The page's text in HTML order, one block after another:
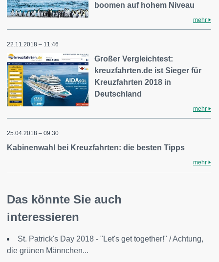
boomen auf hohem Niveau
mehr
22.11.2018 – 11:46
Großer Vergleichtest:
kreuzfahrten.de ist Sieger für
Kreuzfahrten 2018 in
Deutschland
mehr
25.04.2018 – 09:30
Kabinenwahl bei Kreuzfahrten: die besten Tipps
mehr
Das könnte Sie auch
interessieren
St. Patrick's Day 2018 - "Let's get together!" / Achtung,
die grünen Männchen...